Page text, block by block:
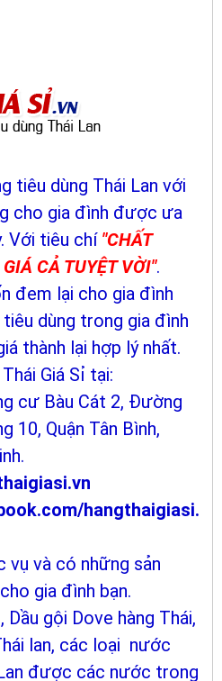
tiêu dùng Thái Lan với
cho gia đình được ưa
Với tiêu chí "CHẤT
CẢ TUYỆT VỜI".
đem lại cho gia đình
dùng trong gia đình
thành lại hợp lý nhất.
Giá Sỉ tại:
cư Bàu Cát 2, Đường
10, Quận Tân Bình,
hangthaigiasi.
và có những sản
gia đình bạn.
Dầu gội Dove hàng Thái,
lan, các loại nước
được các nước trong